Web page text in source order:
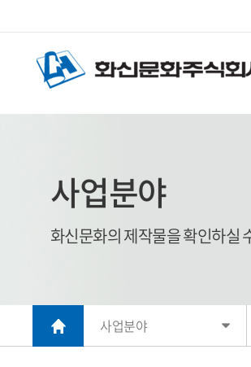
사업분야
화신문화의 제작물을 확인하실
사업분야